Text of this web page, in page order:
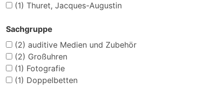
(1) Thuret, Jacques-Augustin
Sachgruppe
(2) auditive Medien und Zubehör
(2) Großuhren
(1) Fotografie
(1) Doppelbetten